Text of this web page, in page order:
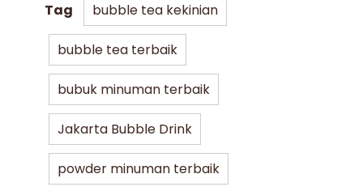
Tag bubble tea kekinian
bubble tea terbaik
bubuk minuman terbaik
Jakarta Bubble Drink
powder minuman terbaik